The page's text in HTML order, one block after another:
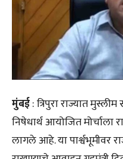
मुंबई: त्रिपुरा राज्यात
निषेधार्थ आयोजित
लागले आहे. या पार्श्वभूमीवर